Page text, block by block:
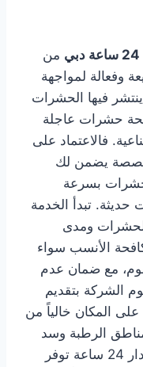
من
وفعالة لمواجهة
فيها الحشرات
حشرات عاجلة
فالاعتماد على
يضمن لك
بسرعة
حديثة. تبدأ الخدمة
ومدى
الأنسب سواء
مع ضمان عدم
الشركة بتقديم
المكان خالياً من
الرطبة وسد
الفتحات والشقوق. الخدمة على مدار 24 ساعة توفر